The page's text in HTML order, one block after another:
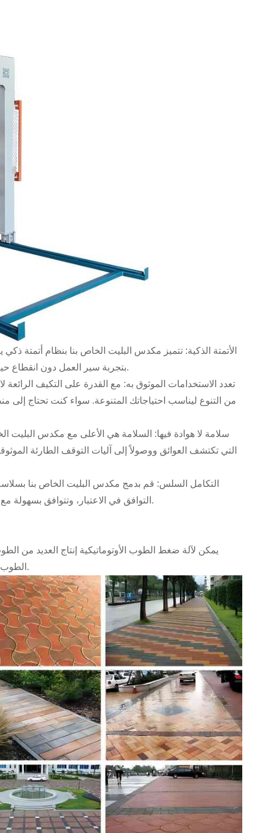
بتجربة سير العمل دون انقطاع حيث تتولى هذه التقنية المتقدمة مسؤولية التحميل على منصات نقالة بكفاءة لا مثيل لها.
من التنوع ليناسب احتياجاتك المتنوعة. سواء كنت تحتاج
التي تكتشف العوائق ووصولاً إلى آليات التوقف الطارئة
التوافق في الاعتبار، وتتوافق بسهولة مع آلة البلوك الأوتوماتيكية الخاصة بك، مما يزيل أي انقطاعات ويضمن سير عمل متناغم.
يمكن لآلة ضغط الطوب الأوتوماتيكية إنتاج العديد من
الطوب الشائعة. في نفس الوقت، يمكننا تخصيص قوالب الطوب لك وفقًا لمتطلباتك المحددة.